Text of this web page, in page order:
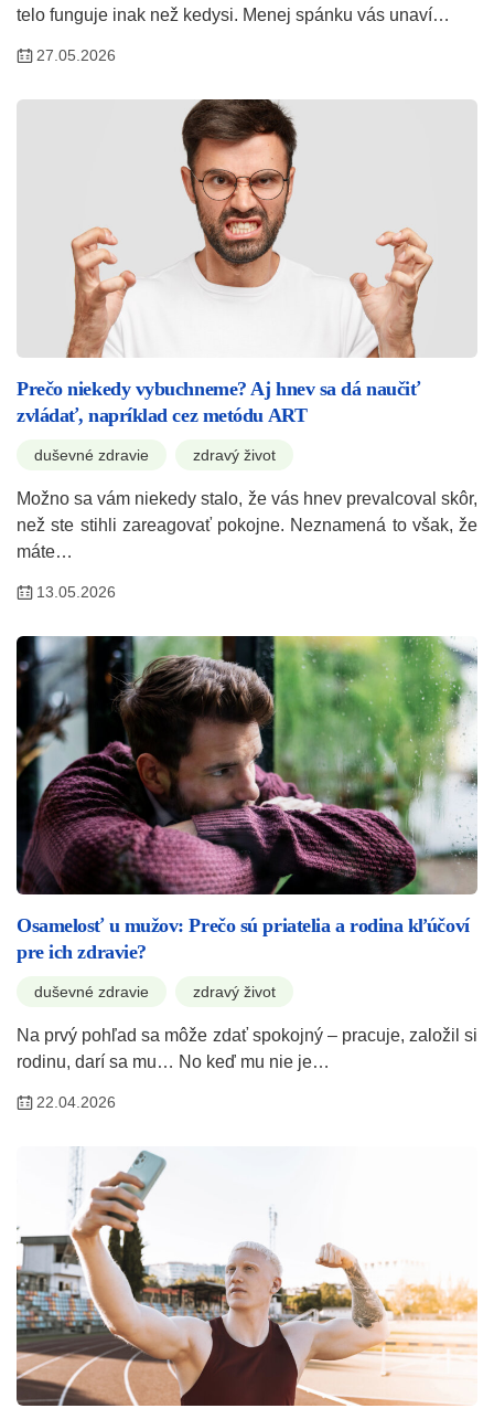
telo funguje inak než kedysi. Menej spánku vás unaví…
27.05.2026
Prečo niekedy vybuchneme? Aj hnev sa dá naučiť
zvládať, napríklad cez metódu ART
duševné zdravie zdravý život
Možno sa vám niekedy stalo, že vás hnev prevalcoval skôr,
než ste stihli zareagovať pokojne. Neznamená to však, že
máte…
13.05.2026
Osamelosť u mužov: Prečo sú priatelia a rodina kľúčoví
pre ich zdravie?
duševné zdravie zdravý život
Na prvý pohľad sa môže zdať spokojný – pracuje, založil si
rodinu, darí sa mu… No keď mu nie je…
22.04.2026